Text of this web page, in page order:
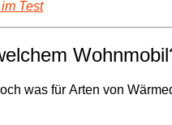
Test
was für Arten von